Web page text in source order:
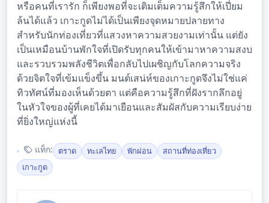
หรือคนที่เรารัก ก็เพียงพอที่จะเติมเต็มความรู้สึกให้เปี่ยม
ล้นได้แล้ว เกาะกูดไม่ได้เป็นเพียงจุดหมายปลายทาง
สำหรับนักท่องเที่ยวที่แสวงหาความสวยงามเท่านั้น แต่ยัง
เป็นเหมือนบ้านพักใจที่เปิดรับทุกคนให้เข้ามาหาความสงบ
และรวบรวมพลังชีวิตเพื่อกลับไปเผชิญกับโลกความจริง
ด้วยจิตใจที่เข้มแข็งขึ้น มนต์เสน่ห์ของเกาะกูดจึงไม่ใช่แค่
ทิวทัศน์ที่มองเห็นด้วยตา แต่คือความรู้สึกที่ฝังรากลึกอยู่
ในหัวใจของผู้ที่เคยได้มาเยือนและสัมผัสกับความเรียบง่าย
ที่ยิ่งใหญ่แห่งนี้
แท็ก: ตราด ทะเลไทย พักผ่อน
สถานที่ท่องเที่ยว
เกาะกูด